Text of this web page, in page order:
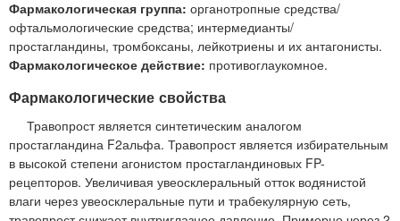
Фармакологическая группа: органотропные средства/
офтальмологические средства; интермедианты/
простагландины, тромбоксаны, лейкотриены и их антагонисты.
Фармакологическое действие: противоглаукомное.
Фармакологические свойства
Травопрост является синтетическим аналогом
простагландина F2альфа. Травопрост является избирательным
в высокой степени агонистом простагландиновых FP-
рецепторов. Увеличивая увеосклеральный отток водянистой
влаги через увеосклеральные пути и трабекулярную сеть,